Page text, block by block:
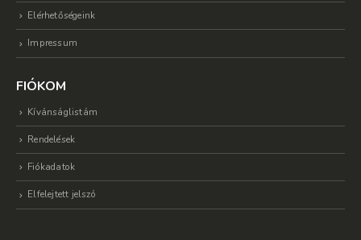
Elérhetőségeink
Impressum
FIÓKOM
Kívánságlistám
Rendelések
Fiókadatok
Elfelejtett jelszó